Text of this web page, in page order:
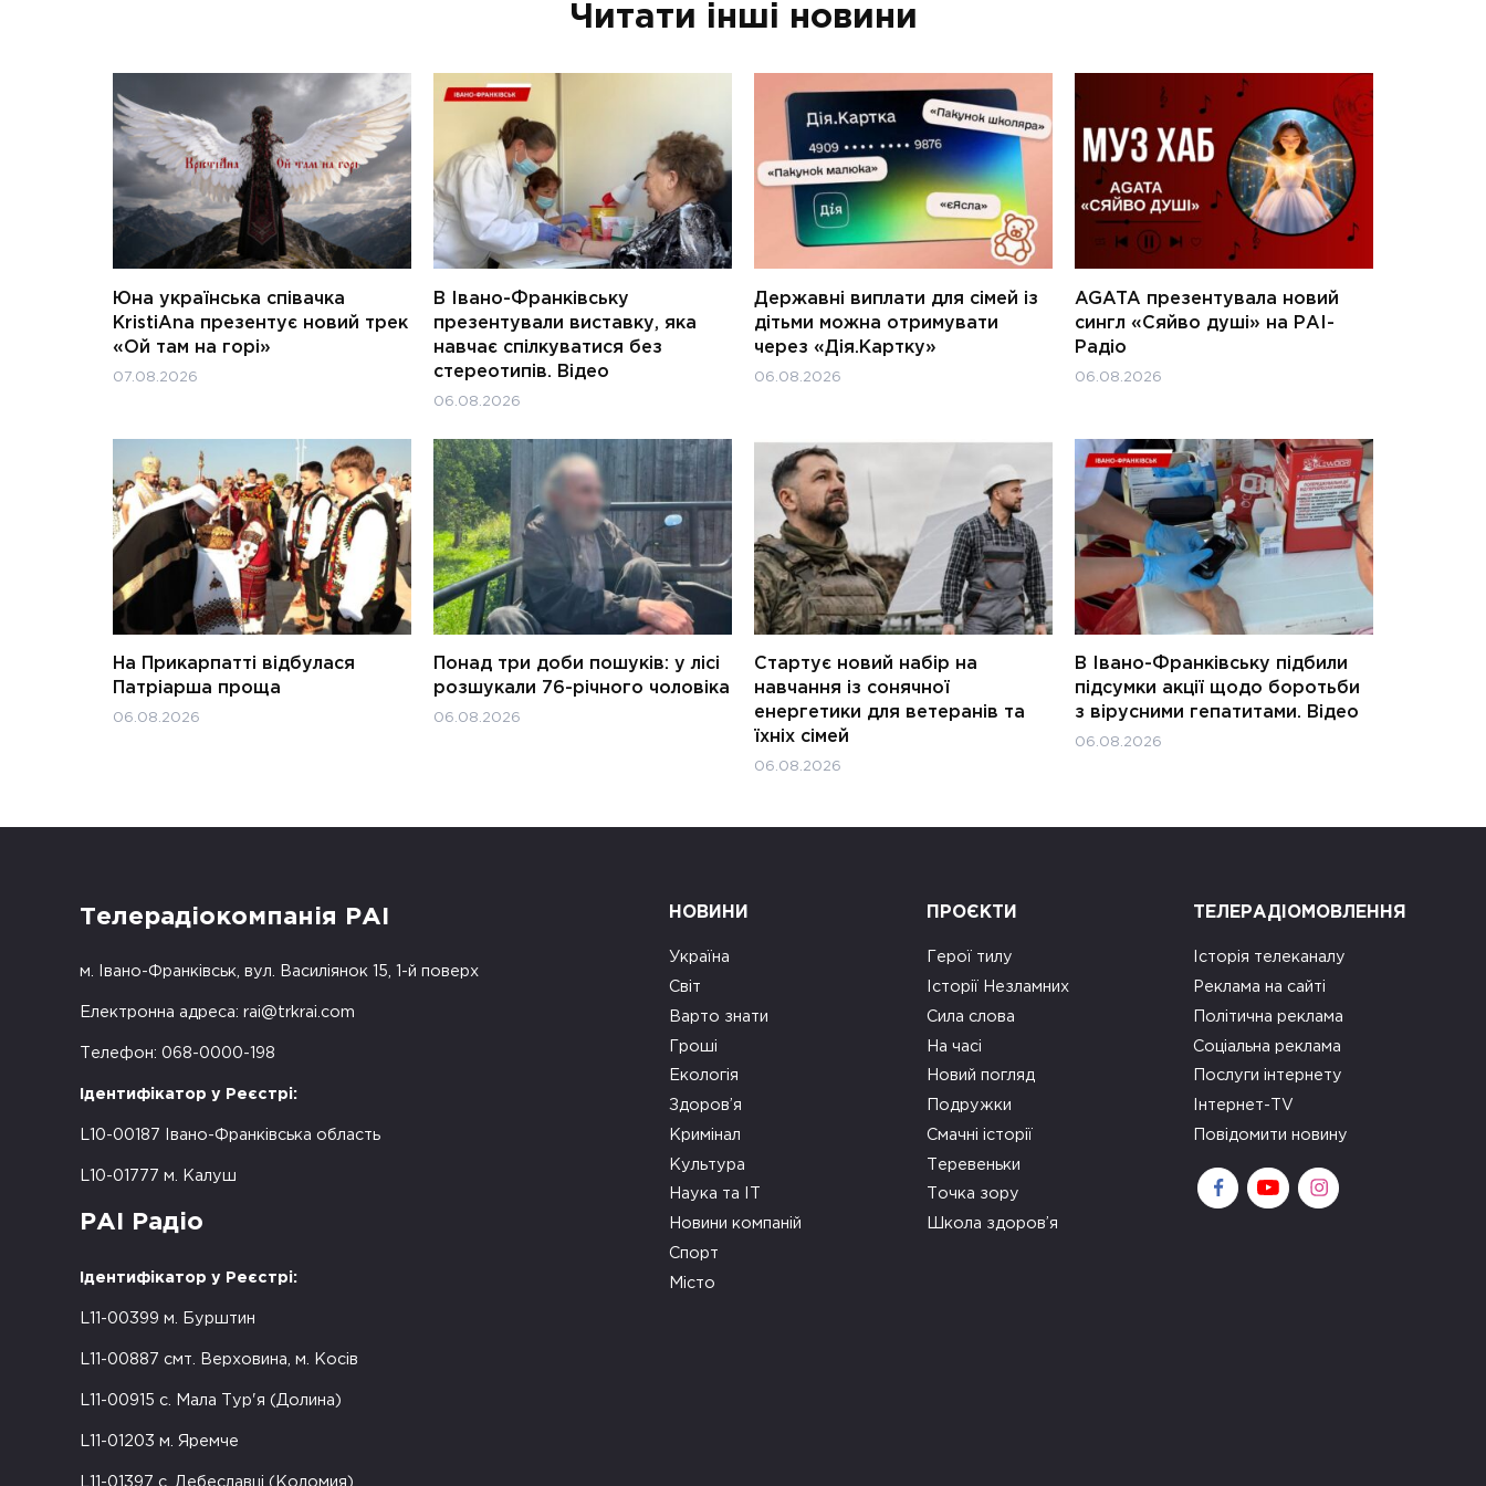
Читати інші новини
Юна українська співачка
KristiAna презентує новий трек
«Ой там на горі»
07.08.2026
В Івано-Франківську
презентували виставку, яка
навчає спілкуватися без
стереотипів. Відео
06.08.2026
Державні виплати для сімей із
дітьми можна отримувати
через «Дія.Картку»
06.08.2026
AGATA презентувала новий
сингл «Сяйво душі» на РАІ-
Радіо
06.08.2026
На Прикарпатті відбулася
Патріарша проща
06.08.2026
Понад три доби пошуків: у лісі
розшукали 76-річного чоловіка
06.08.2026
Стартує новий набір на
навчання із сонячної
енергетики для ветеранів та
їхніх сімей
06.08.2026
В Івано-Франківську підбили
підсумки акції щодо боротьби
з вірусними гепатитами. Відео
06.08.2026
Телерадіокомпанія РАІ
м. Івано-Франківськ, вул. Василіянок 15, 1-й поверх
Електронна адреса: rai@trkrai.com
Телефон: 068-0000-198
Ідентифікатор у Реєстрі:
L10-00187 Івано-Франківська область
L10-01777 м. Калуш
РАІ Радіо
Ідентифікатор у Реєстрі:
L11-00399 м. Бурштин
L11-00887 смт. Верховина, м. Косів
L11-00915 с. Мала Тур'я (Долина)
L11-01203 м. Яремче
L11-01397 с. Дебеславці (Коломия)
НОВИНИ
Україна
Світ
Варто знати
Гроші
Екологія
Здоров’я
Кримінал
Культура
Наука та ІТ
Новини компаній
Спорт
Місто
ПРОЄКТИ
Герої тилу
Історії Незламних
Сила слова
На часі
Новий погляд
Подружки
Смачні історії
Теревеньки
Точка зору
Школа здоров’я
ТЕЛЕРАДІОМОВЛЕННЯ
Історія телеканалу
Реклама на сайті
Політична реклама
Соціальна реклама
Послуги інтернету
Інтернет-TV
Повідомити новину